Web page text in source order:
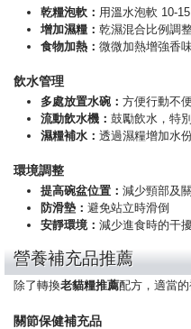
乾糧泡軟： 用溫水泡軟 10-
增加濕糧： 乾濕混合比例調
食物加熱： 微微加熱增強香
飲水管理
多處放置水碗： 方便行動不
流動飲水機： 鼓勵飲水，特
濕糧補水： 透過濕糧增加水
環境調整
提高碗盆位置： 減少頸部及
防滑墊： 避免站立時滑倒
安靜環境： 減少進食時的干擾
營養補充品推薦
除了轉換老貓糧推薦配方，適當
關節保健補充品